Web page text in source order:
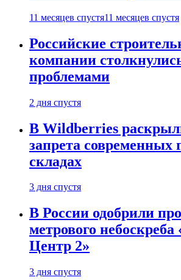
11 месяцев спустя11 месяцев спустя
Российские
компании
проблемами
2 дня спустя
В Wildberries
запрета современных
складах
3 дня спустя
В России одобрили
метрового небоскреба
Центр 2»
3 дня спустя